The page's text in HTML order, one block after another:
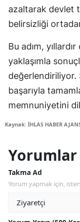
azaltarak devlet
belirsizliği
Bu adım,
yaklaşımla
değerlendiriliyor.
başarıyla
memnuniyetini
Kaynak: İHLAS HABER
Yorumlar
Takma Ad
Yorum yapmak için,